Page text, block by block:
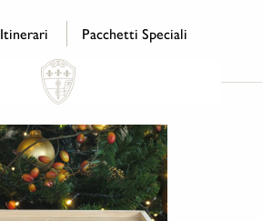
Itinerari Pacchetti Speciali